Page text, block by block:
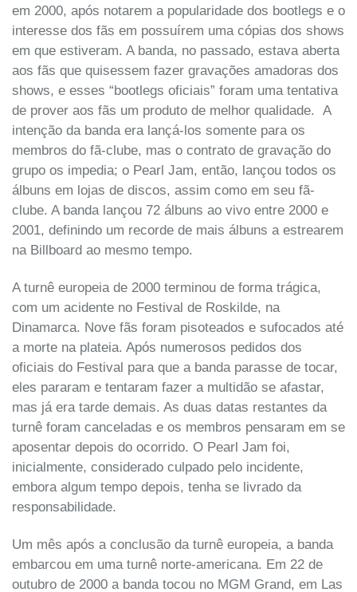
em 2000, após notarem a popularidade dos bootlegs e o
interesse dos fãs em possuírem uma cópias dos shows
em que estiveram. A banda, no passado, estava aberta
aos fãs que quisessem fazer gravações amadoras dos
shows, e esses “bootlegs oficiais” foram uma tentativa
de prover aos fãs um produto de melhor qualidade. A
intenção da banda era lançá-los somente para os
membros do fã-clube, mas o contrato de gravação do
grupo os impedia; o Pearl Jam, então, lançou todos os
álbuns em lojas de discos, assim como em seu fã-
clube. A banda lançou 72 álbuns ao vivo entre 2000 e
2001, definindo um recorde de mais álbuns a estrearem
na Billboard ao mesmo tempo.
A turnê europeia de 2000 terminou de forma trágica,
com um acidente no Festival de Roskilde, na
Dinamarca. Nove fãs foram pisoteados e sufocados até
a morte na plateia. Após numerosos pedidos dos
oficiais do Festival para que a banda parasse de tocar,
eles pararam e tentaram fazer a multidão se afastar,
mas já era tarde demais. As duas datas restantes da
turnê foram canceladas e os membros pensaram em se
aposentar depois do ocorrido. O Pearl Jam foi,
inicialmente, considerado culpado pelo incidente,
embora algum tempo depois, tenha se livrado da
responsabilidade.
Um mês após a conclusão da turnê europeia, a banda
embarcou em uma turnê norte-americana. Em 22 de
outubro de 2000 a banda tocou no MGM Grand, em Las